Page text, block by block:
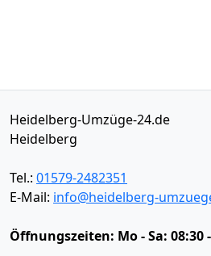
Heidelberg-Umzüge-24.de
Heidelberg
Tel.: 01579-2482351
E-Mail: info@heidelberg-
Öffnungszeiten: Mo - Sa: 08:30